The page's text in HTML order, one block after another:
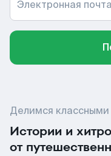
Электронная почта
Делимся
Истории и
от